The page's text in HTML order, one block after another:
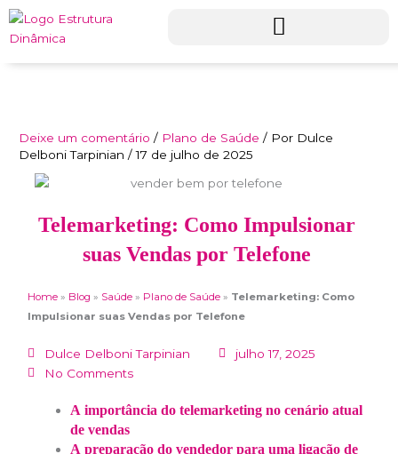
conteúdo
Deixe um comentário / Plano de Saúde / Por Dulce
Delboni Tarpinian/17 de julho de 2025
Telemarketing: Como Impulsionar
suas Vendas por Telefone
Home » Blog » Saúde » Plano de Saúde » Telemarketing: Como
Impulsionar suas Vendas por Telefone
Dulce Delboni Tarpinian
julho 17, 2025
No Comments
A importância do telemarketing no cenário atual
de vendas
A preparação do vendedor para uma ligação de